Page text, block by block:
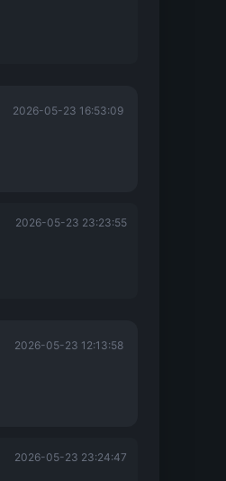
2026-05-23 16:53:09
2026-05-23 23:23:55
2026-05-23 12:13:58
2026-05-23 23:24:47